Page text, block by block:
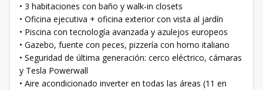
• 3 habitaciones con baño y walk-in closets
• Oficina ejecutiva + oficina exterior con vista al jardín
• Piscina con tecnología avanzada y azulejos europeos
• Gazebo, fuente con peces, pizzería con horno italiano
• Seguridad de última generación: cerco eléctrico, cámaras
y Tesla Powerwall
• Aire acondicionado inverter en todas las áreas (11 en